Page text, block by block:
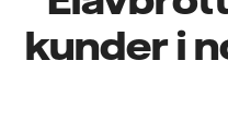
kunder i